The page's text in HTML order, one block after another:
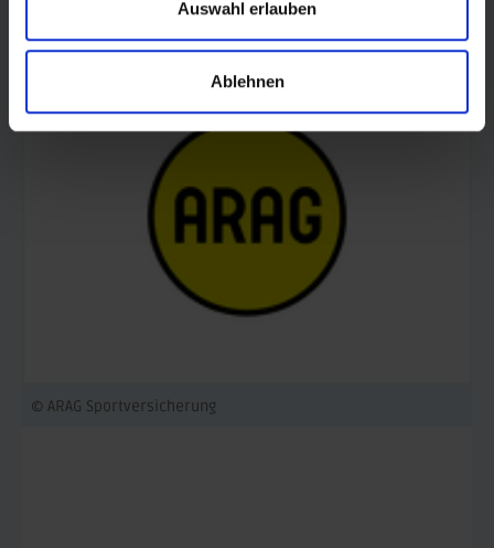
Auswahl erlauben
Ablehnen
© ARAG Sportversicherung